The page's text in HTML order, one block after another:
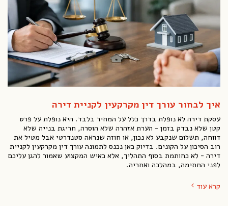
איך לבחור עורך דין מקרקעין לקניית דירה
עסקת דירה לא נופלת בדרך כלל על המחיר בלבד. היא נופלת על פרט
קטן שלא נבדק בזמן - הערת אזהרה שלא הוסרה, חריגת בנייה שלא
דווחה, תשלום שנקבע לא נכון, או חוזה שנראה סטנדרטי אבל מטיל את
רוב הסיכון על הקונים. בדיוק כאן נכנס לתמונה עורך דין מקרקעין לקניית
דירה - לא כחותמת בסוף התהליך, אלא כאיש המקצוע שאמור להגן עליכם
לפני החתימה, במהלכה ואחריה.
קרא עוד